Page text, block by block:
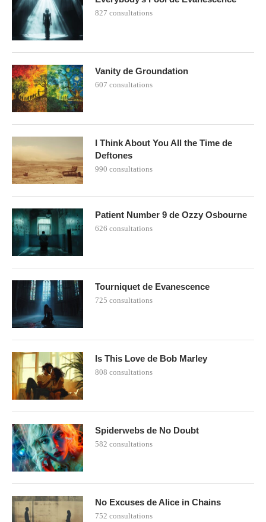
827 consultations
Vanity de Groundation
607 consultations
I Think About You All the Time de
Deftones
990 consultations
Patient Number 9 de Ozzy Osbourne
626 consultations
Tourniquet de Evanescence
725 consultations
Is This Love de Bob Marley
808 consultations
Spiderwebs de No Doubt
582 consultations
No Excuses de Alice in Chains
752 consultations